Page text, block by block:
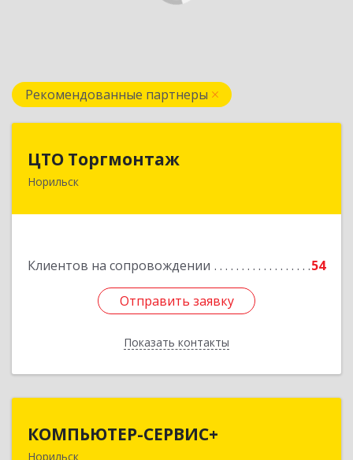
Рекомендованные партнеры
ЦТО Торгмонтаж
Норильск
Клиентов на сопровождении 54
Отправить заявку
Показать контакты
663305, Красноярский край, Норильск г,
Отправить заявку
Назад
КОМПЬЮТЕР-СЕРВИС+
Норильск